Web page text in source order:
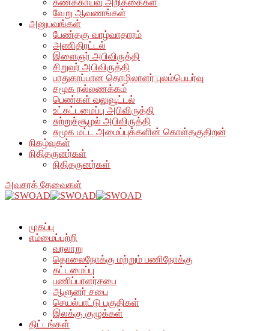
கணக்காய்வு அறிக்கைகள்
வேறு ஆவணங்கள்
அனுபவங்கள்
பேண்தகு வாழ்வாதாரம்
அணிதிரட்டல்
இளைஞர் அபிவிருத்தி
சிறுவர் அபிவிருத்தி
பாதுகாப்பான தொழிலாளர் புலம்பெயர்வு
சமூக நல்லணக்கம்
பெண்கள் வலுவூட்டல்
உட்கட்டமைப்பு அபிவிருத்தி
சுற்றுச்சூழல் அபிவிருத்தி
சுமூக மட்ட அமைப்புக்களின் கொள்தகுதிறன்
நிகழ்வுகள்
நிதிதருனர்கள்
நிதிதருனர்கள்
அவசரத் தேவைகள்
முகப்பு
எம்மைப்பற்றி
வரலாறு
தொலைநோக்கு மற்றும் பணிநோக்கு
கட்டமைப்பு
பணிப்பாளர்சபை
ஆளுனர் சபை
செயல்பாட்டு பகுதிகள்
இலக்கு குழுக்கள்
திட்டங்கள்